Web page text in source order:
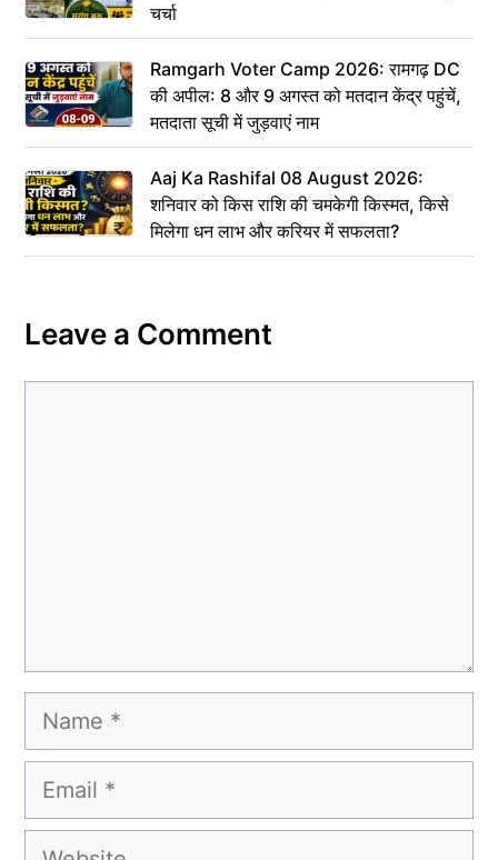
चर्चा
Ramgarh Voter Camp 2026: रामगढ़ DC
की अपील: 8 और 9 अगस्त को मतदान केंद्र पहुंचें,
मतदाता सूची में जुड़वाएं नाम
Aaj Ka Rashifal 08 August 2026:
शनिवार को किस राशि की चमकेगी किस्मत, किसे
मिलेगा धन लाभ और करियर में सफलता?
Leave a Comment
Name
Email
Website